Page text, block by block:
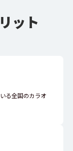
ット
る全国のカラオ